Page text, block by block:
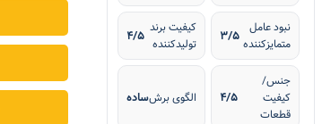
نبود عامل
متمایزکننده ۳/۵
کیفیت برند
تولیدکننده ۴/۵
جنس/
کیفیت
قطعات
۴/۵ الگوی برشساده